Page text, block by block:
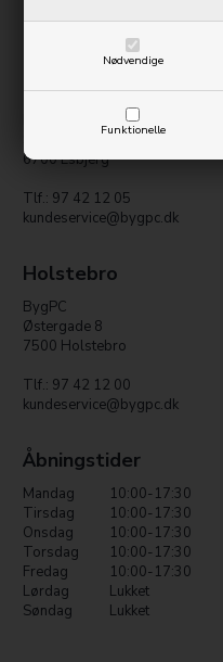
Nødvendige
Funktionelle
Esbjerg
Electronics Center
Strandbygade 33
6700 Esbjerg
Tlf.: 97 42 12 05
kundeservice@bygpc.dk
Holstebro
BygPC
Østergade 8
7500 Holstebro
Tlf.: 97 42 12 00
kundeservice@bygpc.dk
Åbningstider
Mandag
10:00-17:30
Tirsdag
10:00-17:30
Onsdag
10:00-17:30
Torsdag
10:00-17:30
Fredag
10:00-17:30
Lørdag
Lukket
Søndag
Lukket